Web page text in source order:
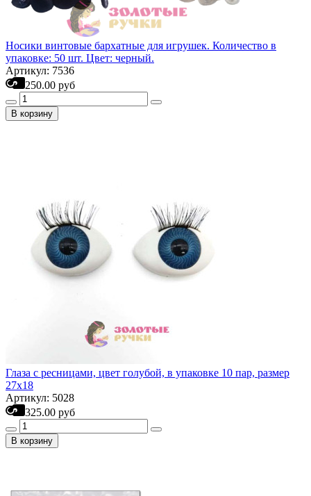
Носики винтовые бархатные для игрушек. Количество в
упаковке: 50 шт. Цвет: черный.
Артикул: 7536
250.00 руб
В корзину
Глаза с ресницами, цвет голубой, в упаковке 10 пар, размер
27х18
Артикул: 5028
325.00 руб
В корзину